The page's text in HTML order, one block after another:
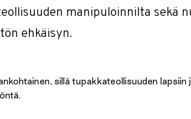
manipuloinnilta sekä
ehkäisyn.
sillä tupakkateollisuuden